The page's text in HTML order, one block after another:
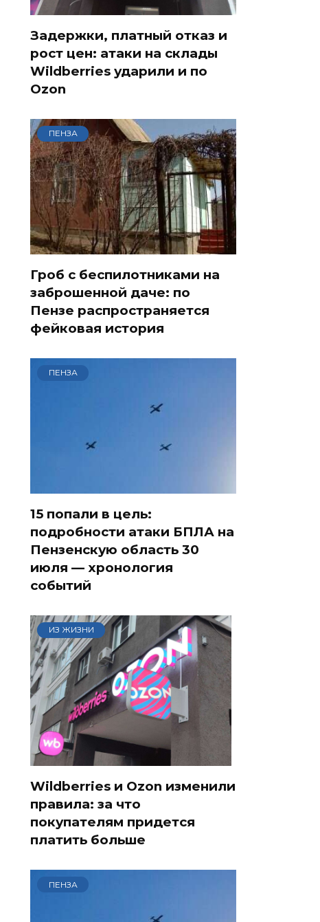
Задержки, платный отказ и
рост цен: атаки на склады
Wildberries ударили и по
Ozon
ПЕНЗА
Гроб с беспилотниками на
заброшенной даче: по
Пензе распространяется
фейковая история
ПЕНЗА
15 попали в цель:
подробности атаки БПЛА на
Пензенскую область 30
июля — хронология
событий
ИЗ ЖИЗНИ
Wildberries и Ozon изменили
правила: за что
покупателям придется
платить больше
ПЕНЗА